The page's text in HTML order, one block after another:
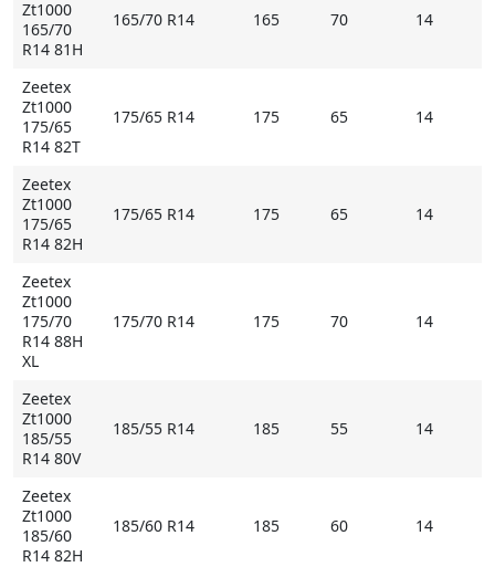
Zt1000
165/70
R14 81H
165/70 R14 165 70 14
Zeetex
Zt1000
175/65
R14 82T
175/65 R14 175 65 14
Zeetex
Zt1000
175/65
R14 82H
175/65 R14 175 65 14
Zeetex
Zt1000
175/70
R14 88H
XL
175/70 R14 175 70 14
Zeetex
Zt1000
185/55
R14 80V
185/55 R14 185 55 14
Zeetex
Zt1000
185/60
R14 82H
185/60 R14 185 60 14